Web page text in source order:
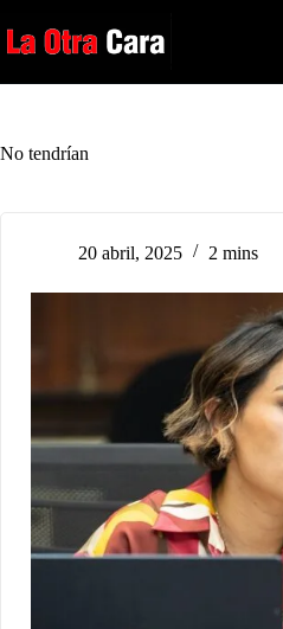
al
contenido
No tendrían
20 abril, 2025 2 mins